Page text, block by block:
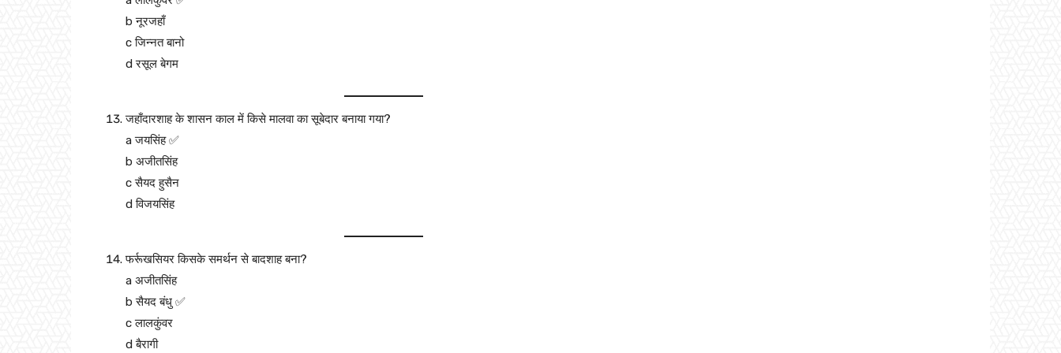
b नूरजहाँ
c जिन्नत बानो
d रसूल बेगम
जहाँदारशाह के शासन काल में किसे मालवा का सूबेदार बनाया गया?
a जयसिंह ✅
b अजीतसिंह
c सैयद हुसैन
d विजयसिंह
फर्रूखसियर किसके समर्थन से बादशाह बना?
a अजीतसिंह
b सैयद बंधु ✅
c लालकुंवर
d बैरागी